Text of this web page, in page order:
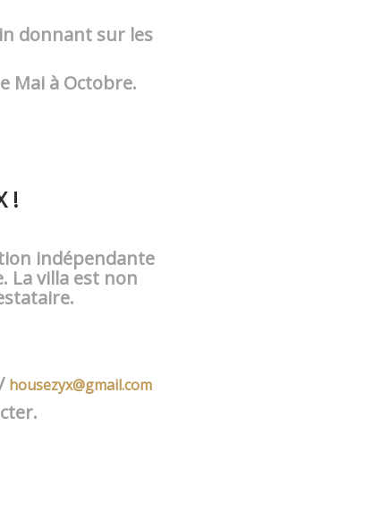
donnant sur les
Mai à Octobre.
!
indépendante
La villa est non
housezyx@gmail.com